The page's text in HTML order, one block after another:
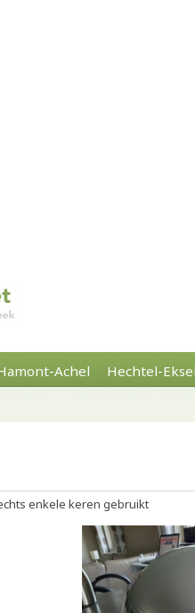
Achel Hechtel-
enkele keren gebruikt